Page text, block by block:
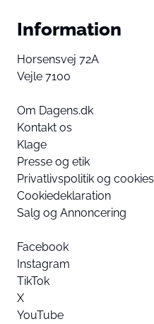
Information
Horsensvej 72A
Vejle 7100
Om Dagens.dk
Kontakt os
Klage
Presse og etik
Privatlivspolitik og cookies
Cookiedeklaration
Salg og Annoncering
Facebook
Instagram
TikTok
X
YouTube